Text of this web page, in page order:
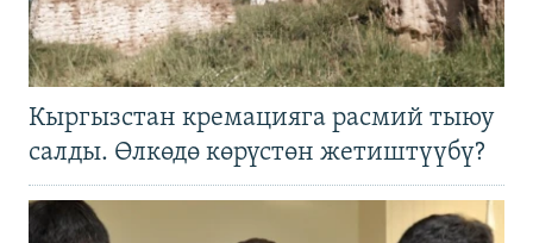
Кыргызстан кремацияга расмий тыюу
салды. Өлкөдө көрүстөн жетиштүүбү?